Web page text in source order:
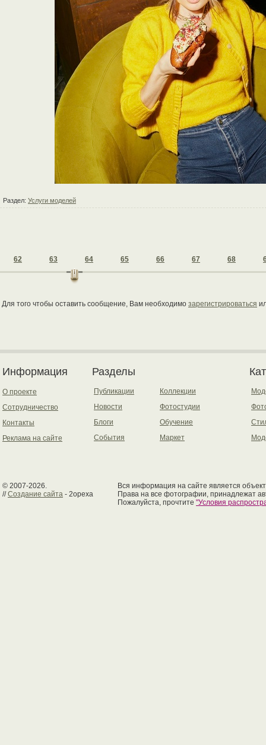
Раздел: Услуги моделей
62 63 64 65 66 67 68
Для того чтобы оставить сообщение, Вам необходимо зарегистрироваться
Информация
О проекте
Сотрудничество
Контакты
Реклама на сайте
Разделы
Публикации
Новости
Блоги
События
Коллекции
Фотостудии
Обучение
Маркет
© 2007-2026.
//Создание сайта - 2opexa
Вся информация на сайте является
Права на все фотографии, принадлежат
Пожалуйста, прочтите "Условия